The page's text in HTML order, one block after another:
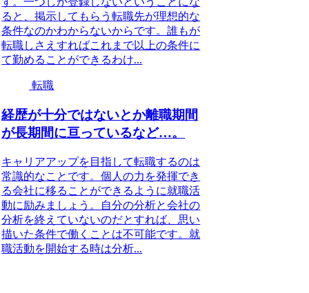
ると、掲示してもらう転職先が理想的な
条件なのかわからないからです。誰もが
転職しさえすればこれまで以上の条件に
て勤めることができるわけ...
転職
経歴が十分ではないとか離職期間
が長期間に亘っているなど…。
キャリアアップを目指して転職するのは
常識的なことです。個人の力を発揮でき
る会社に移ることができるように就職活
動に励みましょう。自分の分析と会社の
分析を終えていないのだとすれば、思い
描いた条件で働くことは不可能です。就
職活動を開始する時は分析...